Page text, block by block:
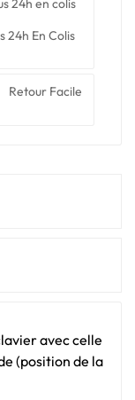
24h En Colis
Retour Facile
avec celle
(position de la